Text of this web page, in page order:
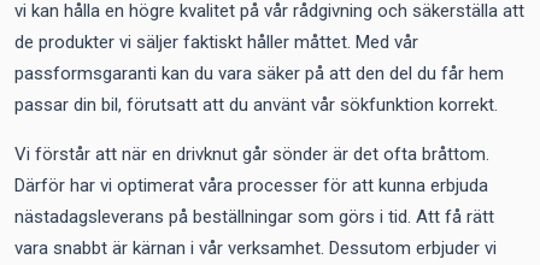
vi kan hålla en högre kvalitet på vår rådgivning och säkerställa att
de produkter vi säljer faktiskt håller måttet. Med vår
passformsgaranti kan du vara säker på att den del du får hem
passar din bil, förutsatt att du använt vår sökfunktion korrekt.
Vi förstår att när en drivknut går sönder är det ofta bråttom.
Därför har vi optimerat våra processer för att kunna erbjuda
nästadagsleverans på beställningar som görs i tid. Att få rätt
vara snabbt är kärnan i vår verksamhet. Dessutom erbjuder vi